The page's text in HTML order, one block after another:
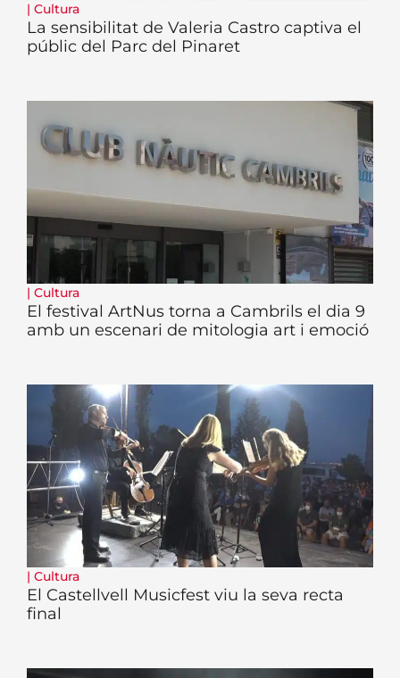
| Cultura
La sensibilitat de Valeria Castro captiva el
públic del Parc del Pinaret
| Cultura
El festival ArtNus torna a Cambrils el dia 9
amb un escenari de mitologia art i emoció
| Cultura
El Castellvell Musicfest viu la seva recta
final